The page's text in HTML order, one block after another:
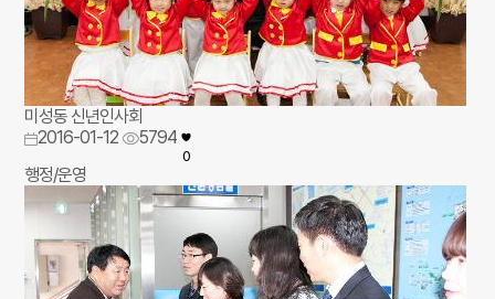
미성동 신년인사회
2016-01-12
5794
0
행정/운영